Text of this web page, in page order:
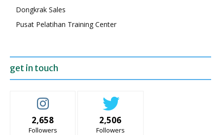
Dongkrak Sales
Pusat Pelatihan Training Center
get in touch
2,658
Followers
2,506
Followers